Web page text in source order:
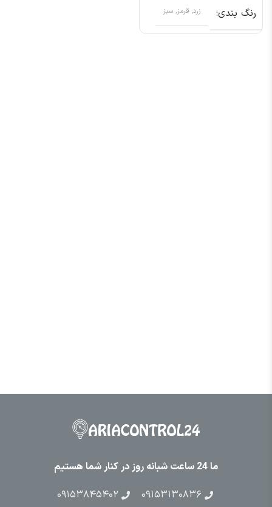
رنگ بندی زرد, قرمز, سبز
ما 24 ساعت شبانه روز در کنار شما هستیم
۰۹۱۵۳۱۳۰۸۳۶
۰۹۱۵۳۸۴۵۴۰۲